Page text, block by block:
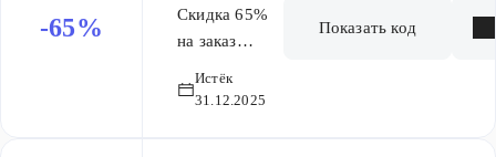
-65%
заказ
Скидка 65%
на заказ
паспорта. Не
Истёк
31.12.2025
Показать код